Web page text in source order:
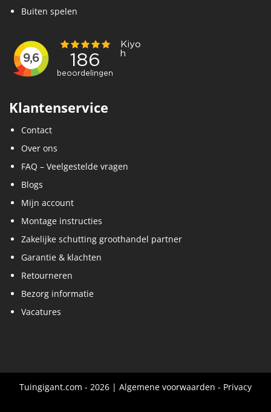
Buiten spelen
Klantenservice
Contact
Over ons
FAQ – Veelgestelde vragen
Blogs
Mijn account
Montage instructies
Zakelijke schutting groothandel partner
Garantie & klachten
Retourneren
Bezorg informatie
Vacatures
Tuingigant.com - 2026 | Algemene voorwaarden - Privacy